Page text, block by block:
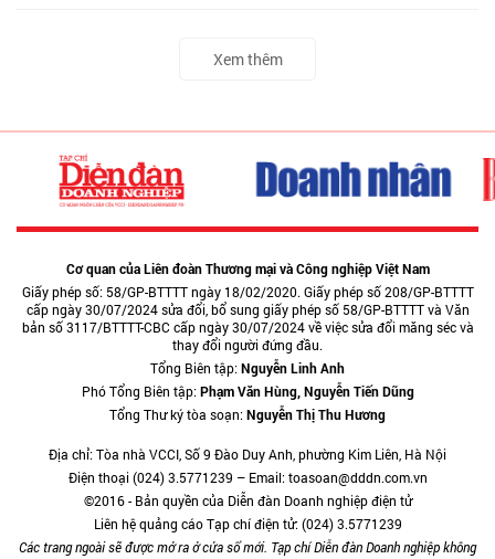
Xem thêm
Cơ quan của Liên đoàn Thương mại và Công nghiệp Việt Nam
Giấy phép số: 58/GP-BTTTT ngày 18/02/2020. Giấy phép số 208/GP-BTTTT
cấp ngày 30/07/2024 sửa đổi, bổ sung giấy phép số 58/GP-BTTTT và Văn
bản số 3117/BTTTT-CBC cấp ngày 30/07/2024 về việc sửa đổi măng séc và
thay đổi người đứng đầu.
Tổng Biên tập:Nguyễn Linh Anh
Phó Tổng Biên tập:Phạm Văn Hùng, Nguyễn Tiến Dũng
Tổng Thư ký tòa soạn:Nguyễn Thị Thu Hương
Địa chỉ: Tòa nhà VCCI, Số 9 Đào Duy Anh, phường Kim Liên, Hà Nội
Điện thoại (024) 3.5771239 – Email: toasoan@dddn.com.vn
©2016 - Bản quyền của Diễn đàn Doanh nghiệp điện tử
Liên hệ quảng cáo Tạp chí điện tử: (024) 3.5771239
Các trang ngoài sẽ được mở ra ở cửa sổ mới. Tạp chí Diễn đàn Doanh nghiệp không